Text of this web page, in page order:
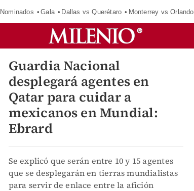
Nominados Gala Dallas vs Querétaro Monterrey vs Orlando
Guardia Nacional
desplegará agentes en
Qatar para cuidar a
mexicanos en Mundial:
Ebrard
Se explicó que serán entre 10 y 15 agentes
que se desplegarán en tierras mundialistas
para servir de enlace entre la afición